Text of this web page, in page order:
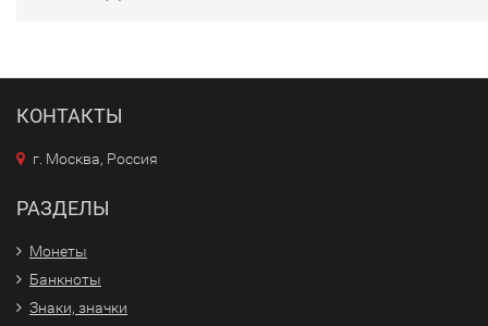
КОНТАКТЫ
г. Москва, Россия
РАЗДЕЛЫ
Монеты
Банкноты
Знаки, значки